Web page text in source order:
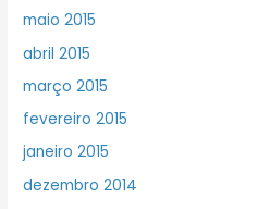
maio 2015
abril 2015
março 2015
fevereiro 2015
janeiro 2015
dezembro 2014